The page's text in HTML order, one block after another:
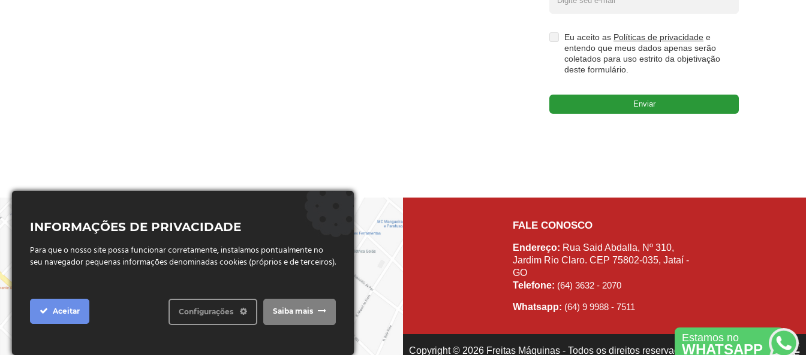
Eu aceito as Políticas de privacidade e
entendo que meus dados apenas serão
coletados para uso estrito da objetivação
deste formulário.
Estamos no
WHATSAPP
FALE CONOSCO
Endereço: Rua Said Abdalla, Nº 310,
Jardim Rio Claro. CEP 75802-035, Jataí -
GO
Telefone: (64) 3632 - 2070
Whatsapp: (64) 9 9988 - 7511
Copyright © 2026 Freitas Máquinas - Todos os direitos reservados
INFORMAÇÕES DE PRIVACIDADE
Para que o nosso site possa funcionar corretamente, instalamos pontualmente no
seu navegador pequenas informações denominadas cookies (próprios e de terceiros).
Aceitar Saiba mais
Configurações